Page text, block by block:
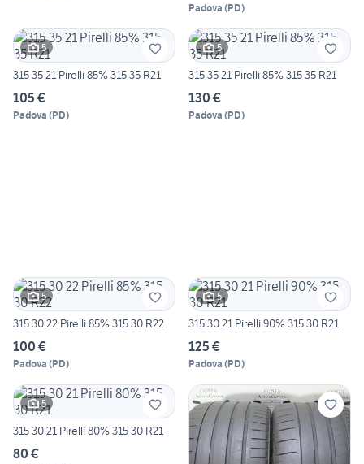
Padova (PD)
5
315 35 21 Pirelli 85% 315 35 R21
105 €
Padova (PD)
5
315 35 21 Pirelli 85% 315 35 R21
130 €
Padova (PD)
5
315 30 22 Pirelli 85% 315 30 R22
100 €
Padova (PD)
5
315 30 21 Pirelli 90% 315 30 R21
125 €
Padova (PD)
5
315 30 21 Pirelli 80% 315 30 R21
80 €